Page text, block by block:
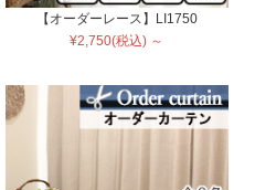
【オーダーレース】LI1750
¥2,750(税込) ～